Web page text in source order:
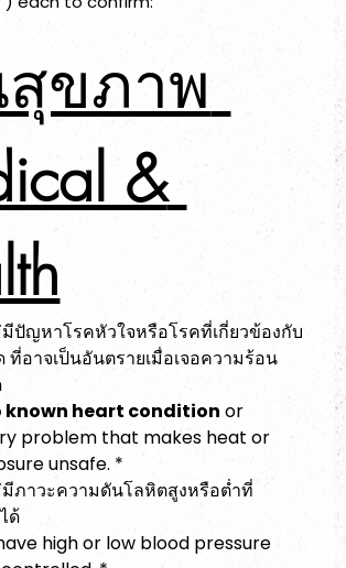
&
มีปัญหาโรคหัวใจหรือโรคที่เกี่ยวข้องกับ
ที่อาจเป็นอันตรายเมื่อเจอความร้อน
known heart condition or
problem that makes heat or
unsafe. *
มีภาวะความดันโลหิตสูงหรือต่ำที่
ด้
high or low blood pressure